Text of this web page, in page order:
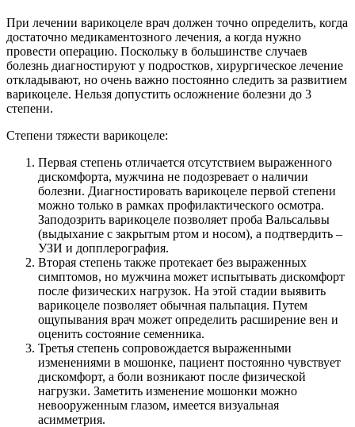
При лечении варикоцеле врач должен точно определить, когда
достаточно медикаментозного лечения, а когда нужно
провести операцию. Поскольку в большинстве случаев
болезнь диагностируют у подростков, хирургическое лечение
откладывают, но очень важно постоянно следить за развитием
варикоцеле. Нельзя допустить осложнение болезни до 3
степени.
Степени тяжести варикоцеле:
Первая степень отличается отсутствием выраженного
дискомфорта, мужчина не подозревает о наличии
болезни. Диагностировать варикоцеле первой степени
можно только в рамках профилактического осмотра.
Заподозрить варикоцеле позволяет проба Вальсальвы
(выдыхание с закрытым ртом и носом), а подтвердить –
УЗИ и допплерография.
Вторая степень также протекает без выраженных
симптомов, но мужчина может испытывать дискомфорт
после физических нагрузок. На этой стадии выявить
варикоцеле позволяет обычная пальпация. Путем
ощупывания врач может определить расширение вен и
оценить состояние семенника.
Третья степень сопровождается выраженными
изменениями в мошонке, пациент постоянно чувствует
дискомфорт, а боли возникают после физической
нагрузки. Заметить изменение мошонки можно
невооруженным глазом, имеется визуальная
асимметрия.